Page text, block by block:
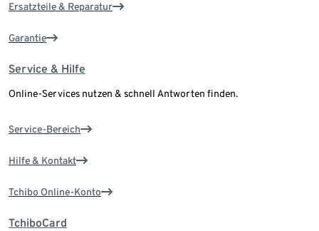
Ersatzteile & Reparatur
Garantie
Service & Hilfe
Online-Services nutzen & schnell Antworten finden.
Service-Bereich
Hilfe & Kontakt
Tchibo Online-Konto
TchiboCard